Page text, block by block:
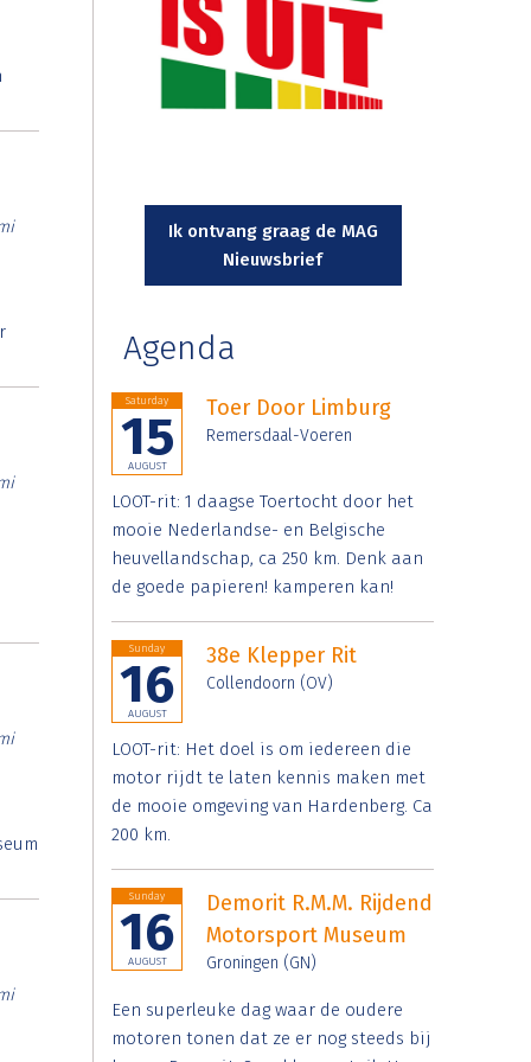
Ik ontvang graag de MAG
Nieuwsbrief
Agenda
Saturday
15
AUGUST
Toer Door Limburg
Remersdaal-Voeren
LOOT-rit: 1 daagse Toertocht door het
mooie Nederlandse- en Belgische
heuvellandschap, ca 250 km. Denk aan
de goede papieren! kamperen kan!
Sunday
16
AUGUST
38e Klepper Rit
Collendoorn (OV)
LOOT-rit: Het doel is om iedereen die
motor rijdt te laten kennis maken met
de mooie omgeving van Hardenberg. Ca
200 km.
Sunday
16
AUGUST
Demorit R.M.M. Rijdend
Motorsport Museum
Groningen (GN)
Een superleuke dag waar de oudere
motoren tonen dat ze er nog steeds bij